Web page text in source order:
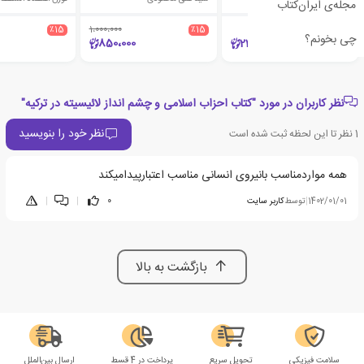
مجله‌ی ایران‌کتاب
چی بخونم؟
22،000
٪15 1،000،000
850،000
٪15
نظر کاربران در مورد "کتاب احزاب اسلامی و چشم انداز لائیسیته در ترکیه"
1نظر تا این لحظه ثبت شده است نظر خود را بنویسید
همه مواردمناسب بانیروی انسانی مناسب اعتبارپیدامیکند
1402/01/01
|توسطکاربر سایت 0
|
|
بازگشت به بالا
سلامت فیزیکی تحویل سریع پرداخت در 4 قسط ارسال بین‌الملل